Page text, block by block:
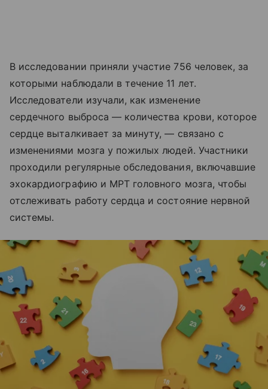
В исследовании приняли участие 756 человек, за
которыми наблюдали в течение 11 лет.
Исследователи изучали, как изменение
сердечного выброса — количества крови, которое
сердце выталкивает за минуту, — связано с
изменениями мозга у пожилых людей. Участники
проходили регулярные обследования, включавшие
эхокардиографию и МРТ головного мозга, чтобы
отслеживать работу сердца и состояние нервной
системы.